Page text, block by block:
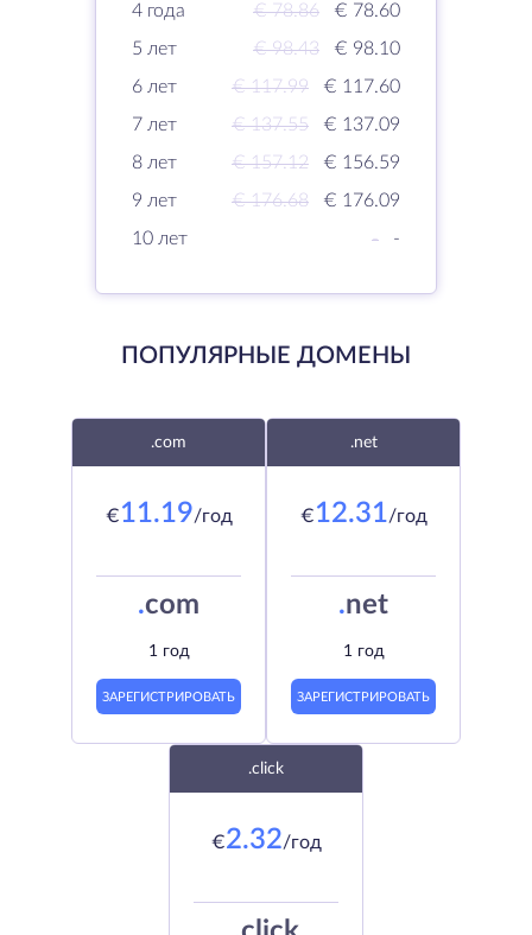
4 года
€ 78.86
€ 78.60
5 лет
€ 98.43
€ 98.10
6 лет
€ 117.99
€ 117.60
7 лет
€ 137.55
€ 137.09
8 лет
€ 157.12
€ 156.59
9 лет
€ 176.68
€ 176.09
10 лет
- -
ПОПУЛЯРНЫЕ ДОМЕНЫ
.com
€11.19/год
.com
1 год
ЗАРЕГИСТРИРОВАТЬ
.net
€12.31/год
.net
1 год
ЗАРЕГИСТРИРОВАТЬ
.click
€2.32/год